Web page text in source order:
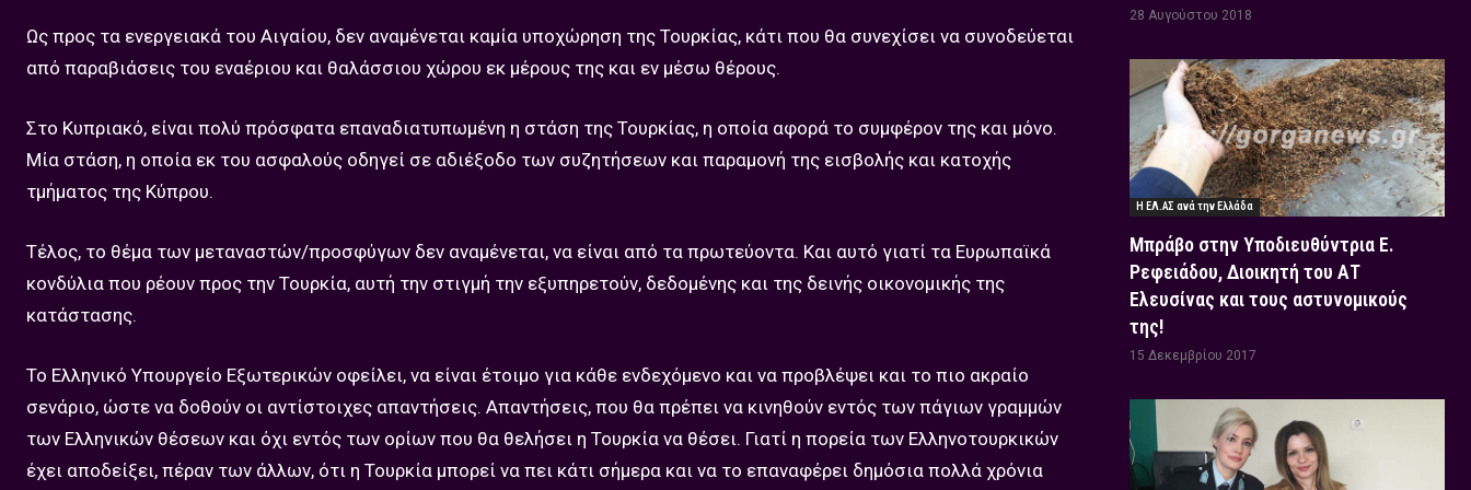
Ως προς τα ενεργειακά του Αιγαίου, δεν αναμένεται καμία υποχώρηση της Τουρκίας, κάτι που θα συνεχίσει να συνοδεύεται
από παραβιάσεις του εναέριου και θαλάσσιου χώρου εκ μέρους της και εν μέσω θέρους.
Στο Κυπριακό, είναι πολύ πρόσφατα επαναδιατυπωμένη η στάση της Τουρκίας, η οποία αφορά το συμφέρον της και μόνο.
Μία στάση, η οποία εκ του ασφαλούς οδηγεί σε αδιέξοδο των συζητήσεων και παραμονή της εισβολής και κατοχής
τμήματος της Κύπρου.
Τέλος, το θέμα των μεταναστών/προσφύγων δεν αναμένεται, να είναι από τα πρωτεύοντα. Και αυτό γιατί τα Ευρωπαϊκά
κονδύλια που ρέουν προς την Τουρκία, αυτή την στιγμή την εξυπηρετούν, δεδομένης και της δεινής οικονομικής της
κατάστασης.
Το Ελληνικό Υπουργείο Εξωτερικών οφείλει, να είναι έτοιμο για κάθε ενδεχόμενο και να προβλέψει και το πιο ακραίο
σενάριο, ώστε να δοθούν οι αντίστοιχες απαντήσεις. Απαντήσεις, που θα πρέπει να κινηθούν εντός των πάγιων γραμμών
των Ελληνικών θέσεων και όχι εντός των ορίων που θα θελήσει η Τουρκία να θέσει. Γιατί η πορεία των Ελληνοτουρκικών
έχει αποδείξει, πέραν των άλλων, ότι η Τουρκία μπορεί να πει κάτι σήμερα και να το επαναφέρει δημόσια πολλά χρόνια
28 Αυγούστου 2018
Η ΕΛ.ΑΣ ανά την Ελλάδα
Μπράβο στην Υποδιευθύντρια Ε.
Ρεφειάδου, Διοικητή του ΑΤ
Ελευσίνας και τους αστυνομικούς
της!
15 Δεκεμβρίου 2017